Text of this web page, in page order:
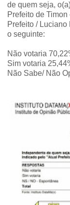
de quem seja,
Prefeito de
Prefeito / Luciano
o seguinte:
Não votaria
Sim votaria
Não Sabe/ Não